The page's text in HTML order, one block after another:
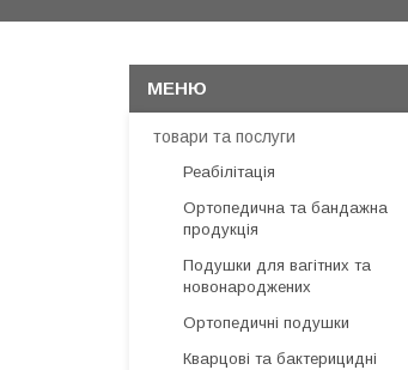
товари та послуги
Реабілітація
Ортопедична та бандажна
продукція
Подушки для вагітних та
новонароджених
Ортопедичні подушки
Кварцові та бактерицидні